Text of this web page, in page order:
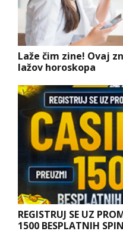
Laže čim zine! Ovaj
lažov horoskopa
REGISTRUJ SE UZ
1500 BESPLATNIH